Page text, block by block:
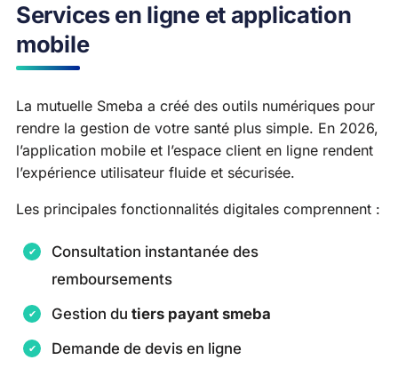
Services en ligne et application
mobile
La mutuelle Smeba a créé des outils numériques pour
rendre la gestion de votre santé plus simple. En 2026,
l’application mobile et l’espace client en ligne rendent
l’expérience utilisateur fluide et sécurisée.
Les principales fonctionnalités digitales comprennent :
Consultation instantanée des
remboursements
Gestion du tiers payant smeba
Demande de devis en ligne